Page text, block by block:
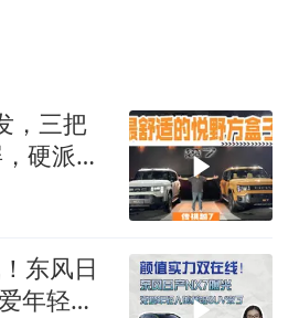
，三把
硬派方
东风日
年轻人